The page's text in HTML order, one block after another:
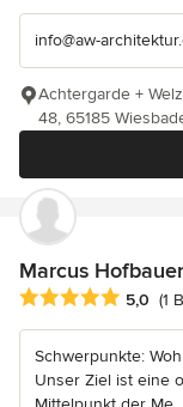
info@aw-
Achtergarde +
48, 65185
Marcus
Durchschnittliche
5,0 (1
Schwerpunkte:
Unser Ziel ist eine